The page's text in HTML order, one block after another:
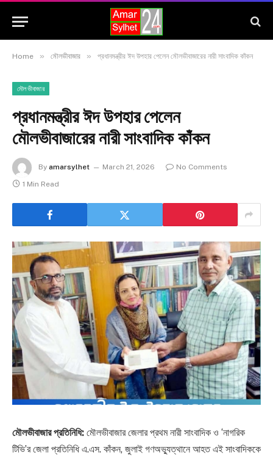
Home » মৌলভীবাজার » প্রধানমন্ত্রীর ঈদ উপহার পেলেন মৌলভীবাজারের নারী সাংবাদিক কাঁকন
মৌলভীবাজার
প্রধানমন্ত্রীর ঈদ উপহার পেলেন
মৌলভীবাজারের নারী সাংবাদিক কাঁকন
By amarsylhet March 21, 2026
No Comments
1 Min Read
মৌলভীবাজার প্রতিনিধি: মৌলভীবাজার জেলার প্রথম নারী সাংবাদিক ও ‘নাগরিক
টিভি’র জেলা প্রতিনিধি এ.এস. কাঁকন, জুলাই গণঅভ্যুত্থানে আহত এই সাংবাদিককে